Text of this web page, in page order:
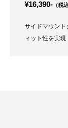
¥16,390- （税
サイドマウント
ィット性を実現